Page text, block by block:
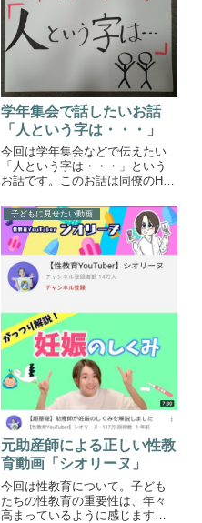
学年集会で話したいお話
「人という字は・・・」
今回は学年集会などで伝えたい
「人という字は・・・」という
お話です。このお話は同僚のH先
す。紙芝居形式でとても分かり
やすかったので紹介したいと思
います。テーマは人という字
は・・・です。はじまりはじま
り〜みんなは「人」...
子どもに見せたい動画
元助産師による正しい性教
育動画「シオリーヌ」
今回は性教育について。子ども
たちの性教育の重要性は、年々
高まっているように感じます。